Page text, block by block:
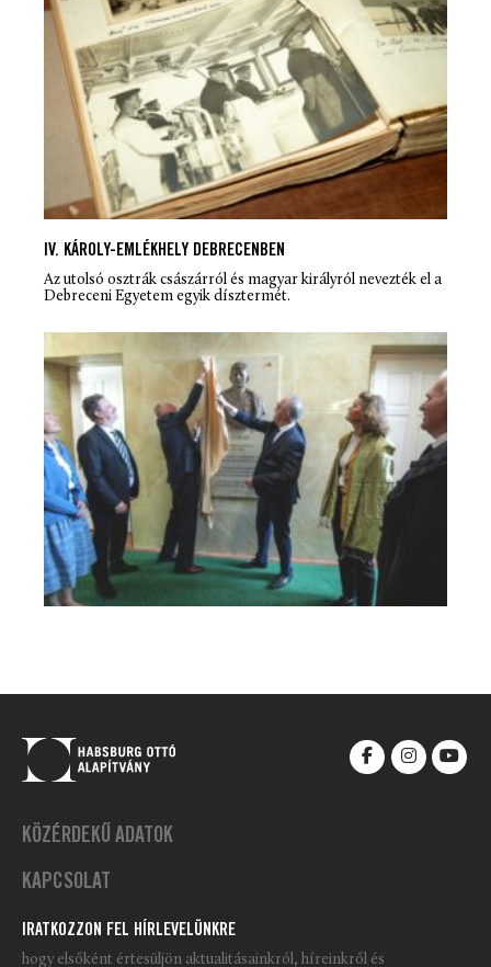
IV. KÁROLY-EMLÉKHELY DEBRECENBEN
Az utolsó osztrák császárról és magyar királyról nevezték el a
Debreceni Egyetem egyik dísztermét.
KÖZÉRDEKŰ ADATOK
KAPCSOLAT
IRATKOZZON FEL HÍRLEVELÜNKRE
hogy elsőként értesüljön aktualitásainkról, híreinkről és